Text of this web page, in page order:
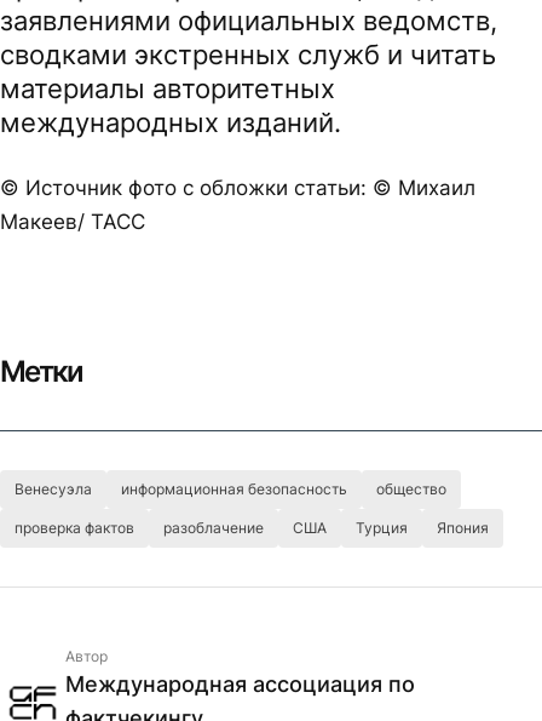
заявлениями официальных ведомств,
сводками экстренных служб и читать
материалы авторитетных
международных изданий.
© Источник фото с обложки статьи: © Михаил
Макеев/ ТАСС
Метки
Венесуэла информационная безопасность общество
проверка фактов разоблачение США Турция Япония
Автор
Международная ассоциация по